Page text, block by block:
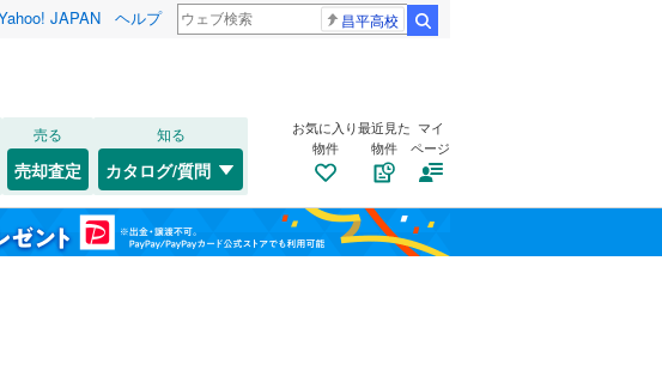
JAPAN ヘルプ 昌平高校
売る
売却査定
知る
カタログ/質問
お気に入り
物件
最近見た
物件
マイ
ページ
山形 福島 左京区(79)
下京区(13)
大塚元屋敷町(2)
川田菱尾田(1)
関西本線（JR西日本）(
山陰本線(0)
片町線(0)
南道路（0）
古家あり（1）
できます。
格未定を含